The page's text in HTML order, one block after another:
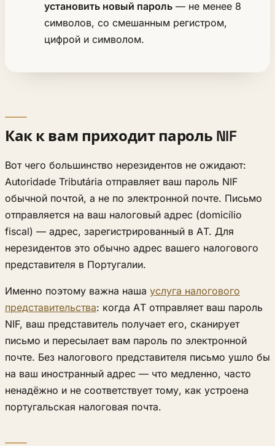
установить новый пароль — не менее 8
символов, со смешанным регистром,
цифрой и символом.
Как к вам приходит пароль NIF
Вот чего большинство нерезидентов не ожидают:
Autoridade Tributária отправляет ваш пароль NIF
обычной почтой, а не по электронной почте. Письмо
отправляется на ваш налоговый адрес (domicílio
fiscal) — адрес, зарегистрированный в AT. Для
нерезидентов это обычно адрес вашего налогового
представителя в Португалии.
Именно поэтому важна наша услуга налогового
представительства: когда AT отправляет ваш пароль
NIF, ваш представитель получает его, сканирует
письмо и пересылает вам пароль по электронной
почте. Без налогового представителя письмо ушло бы
на ваш иностранный адрес — что медленно, часто
ненадёжно и не соответствует тому, как устроена
португальская налоговая почта.